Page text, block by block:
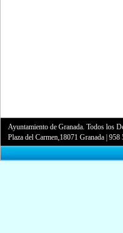
Ayuntamiento de Granada. Todos los
Plaza del Carmen,18071 Granada |958